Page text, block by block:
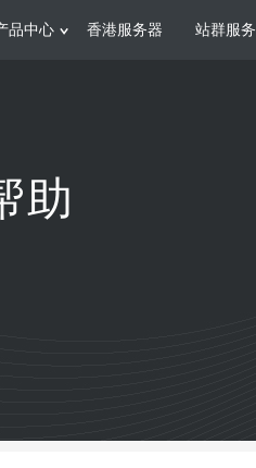
品中心
务器
香港服务器 站群服
化的架
助